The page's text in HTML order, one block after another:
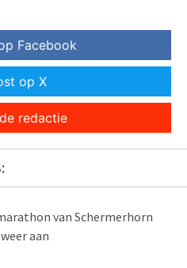
Facebook
op X
redactie
van Schermerhorn
aan